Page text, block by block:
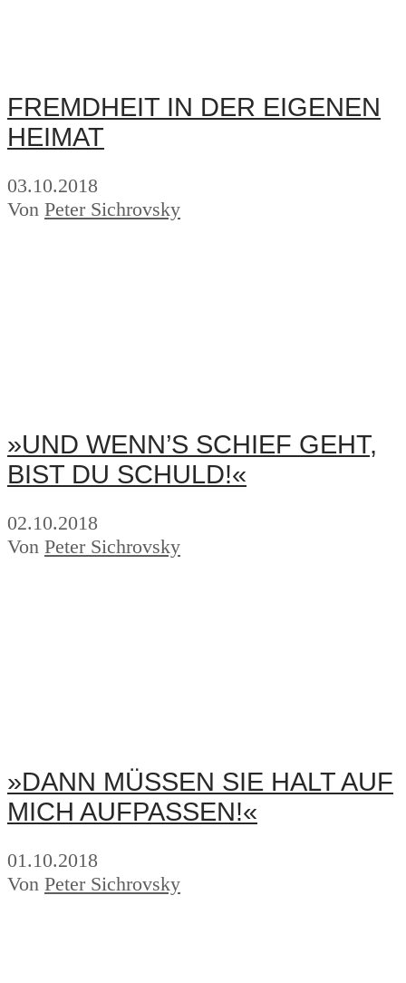
FREMDHEIT IN DER EIGENEN
HEIMAT
03.10.2018
Von Peter Sichrovsky
»UND WENN’S SCHIEF GEHT,
BIST DU SCHULD!«
02.10.2018
Von Peter Sichrovsky
»DANN MÜSSEN SIE HALT AUF
MICH AUFPASSEN!«
01.10.2018
Von Peter Sichrovsky